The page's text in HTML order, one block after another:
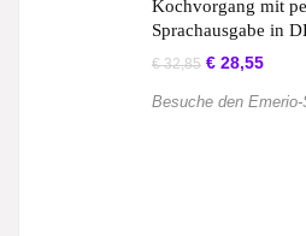
Kochvorgang mit
Sprachausgabe in
€32,85 € 28,55
Besuche den Emerio-